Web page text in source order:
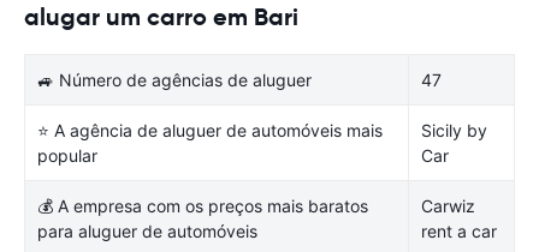
alugar um carro em Bari
🚙 Número de agências de aluguer 47
⭐ A agência de aluguer de automóveis mais
popular
Sicily by
Car
💰 A empresa com os preços mais baratos
para aluguer de automóveis
Carwiz
rent a car